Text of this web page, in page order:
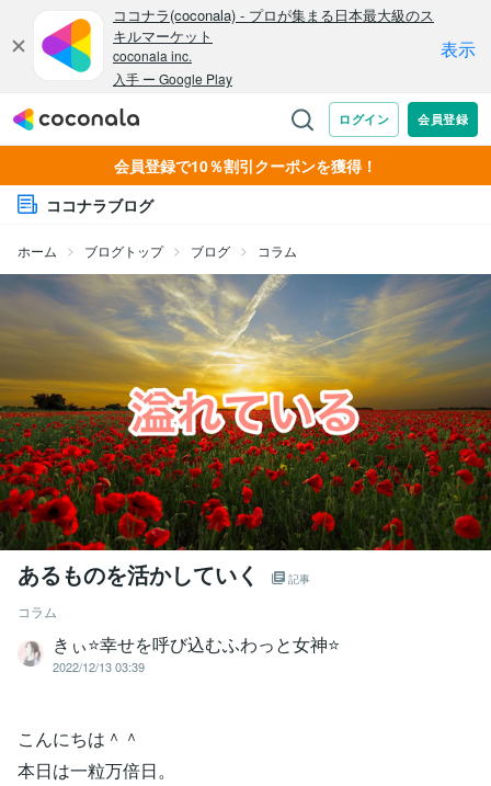
会員登録で10％割引クーポンを獲得！
ココナラブログ
ホーム ブログトップ ブログ コラム
あるものを活かしていく 記事
コラム
きぃ⭐️幸せを呼び込むふわっと女神⭐️
2022/12/13 03:39
こんにちは＾＾
本日は一粒万倍日。